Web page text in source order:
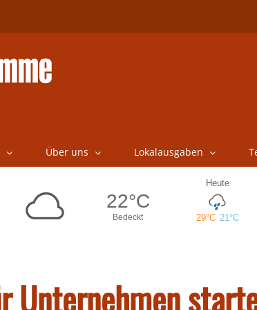
Über uns Lokalausgaben
Unternehmen